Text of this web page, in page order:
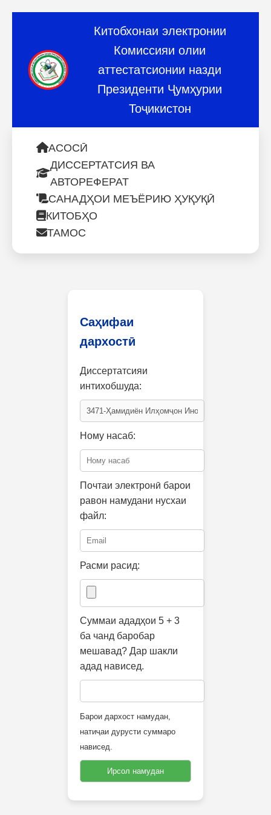
Китобхонаи электронии
Комиссияи олии
аттестатсионии назди
Президенти Ҷумҳурии
Тоҷикистон
АСОСӢ
ДИССЕРТАТСИЯ ВА
АВТОРЕФЕРАТ
САНАДҲОИ МЕЪЁРИЮ ҲУҚУҚӢ
КИТОБҲО
ТАМОС
Саҳифаи
дархостӣ
Диссертатсияи
интихобшуда:
Ному насаб:
Почтаи электронӣ барои
равон намудани нусхаи
файл:
Расми расид:
Суммаи ададҳои 5 + 3
ба чанд баробар
мешавад? Дар шакли
адад нависед.
Барои дархост намудан,
натиҷаи дурусти суммаро
нависед.
Ирсол намудан